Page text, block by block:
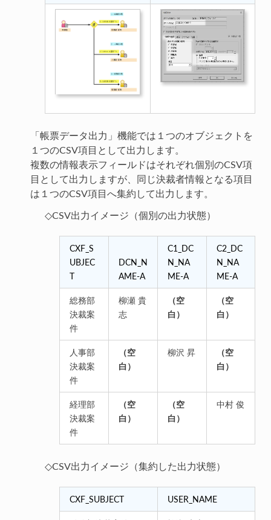
「帳票データ出力」機能では１つのオブジェクトを
１つのCSV項目として出力します。
複数の情報表示フィールドはそれぞれ個別のCSV項
目として出力しますが、同じ決裁者情報となる項目
は１つのCSV項目へ集約して出力します。
◇CSV出力イメージ（個別の出力状態）
CXF_S
UBJEC
T
DCN_N
AME-A
C1_DC
N_NA
ME-A
C2_DC
N_NA
ME-A
総務部
決裁案
件
柳瀬 貴
志
（空
白）
（空
白）
人事部
決裁案
件
（空
白）
柳沢 昇
（空
白）
経理部
決裁案
件
（空
白）
（空
白）
中村 俊
◇CSV出力イメージ（集約した出力状態）
CXF_SUBJECT USER_NAME